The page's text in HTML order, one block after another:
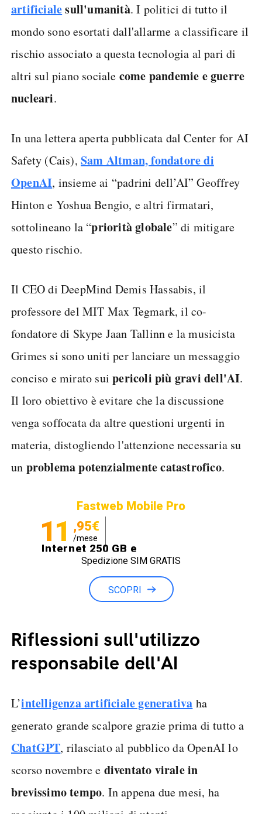
artificialesull'umanità. I politici di tutto il
mondo sono esortati dall'allarme a classificare il
rischio associato a questa tecnologia al pari di
altri sul piano sociale come pandemie e guerre
nucleari.
In una lettera aperta pubblicata dal Center for AI
Safety (Cais), Sam Altman, fondatore di
OpenAI, insieme ai “padrini dell’AI” Geoffrey
Hinton e Yoshua Bengio, e altri firmatari,
sottolineano la “priorità globale” di mitigare
questo rischio.
Il CEO di DeepMind Demis Hassabis, il
professore del MIT Max Tegmark, il co-
fondatore di Skype Jaan Tallinn e la musicista
Grimes si sono uniti per lanciare un messaggio
conciso e mirato suipericoli più gravi dell'AI.
Il loro obiettivo è evitare che la discussione
venga soffocata da altre questioni urgenti in
materia, distogliendo l'attenzione necessaria su
un problema potenzialmente catastrofico.
Fastweb Mobile Pro
11 ,95€
/mese
Internet 250 GB e
Minuti illimitati
Spedizione SIM GRATIS
SCOPRI
Riflessioni sull'utilizzo
responsabile dell'AI
L’intelligenza artificiale generativa ha
generato grande scalpore grazie prima di tutto a
ChatGPT, rilasciato al pubblico da OpenAI lo
scorso novembre e diventato virale in
brevissimo tempo. In appena due mesi, ha